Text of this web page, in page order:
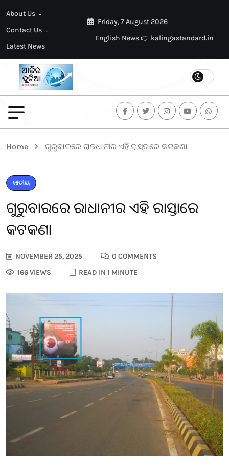
About Us
Contact Us
Latest News
Friday, 7 August 2026
English News 👉 kalingastandard.in
Home ଗୁରୁବାରରେ ରାଜଧାନୀର ଏହି ରାସ୍ତାରେ କଟକଣା
ଜାତୀୟ
ଗୁରୁବାରରେ ରାଜଧାନୀର ଏହି ରାସ୍ତାରେ
କଟକଣା
NOVEMBER 25, 2025
0 COMMENTS
166 VIEWS
READ IN 1 MINUTE